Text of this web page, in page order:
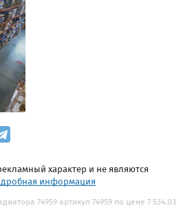
характер и не являются
информация
74959 артикул 74959 по цене 7 534.03